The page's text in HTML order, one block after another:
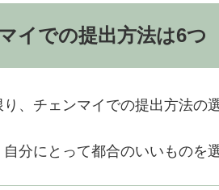
イでの提出方法は6つ
り、チェンマイでの提出方法の
自分にとって都合のいいものを